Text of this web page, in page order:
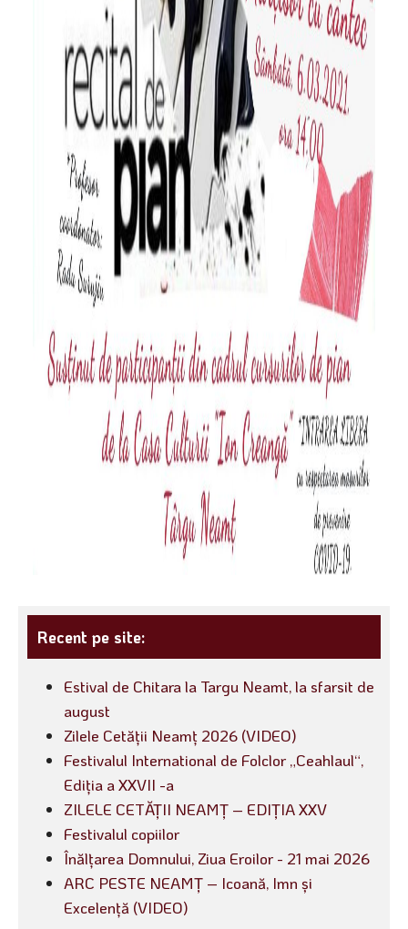
Recent pe site:
Estival de Chitara la Targu Neamt, la sfarsit de
august
Zilele Cetății Neamț 2026 (VIDEO)
Festivalul International de Folclor „Ceahlaul“,
Ediția a XXVII -a
ZILELE CETĂȚII NEAMȚ – EDIȚIA XXV
Festivalul copiilor
Înălțarea Domnului, Ziua Eroilor - 21 mai 2026
ARC PESTE NEAMȚ – Icoană, Imn și
Excelență (VIDEO)